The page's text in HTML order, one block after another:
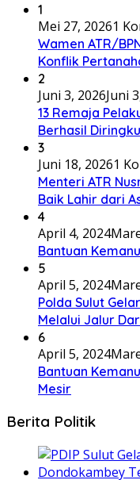
1
Mei 27, 20261
Wamen ATR/
Konflik
2
Juni 3, 2026Juni
13 Remaja
Berhasil
3
Juni 18, 20261
Menteri ATR
Baik Lahir dari
4
April 4, 2024
Bantuan
5
April 5, 2024
Polda Sulut
Melalui Jalur
6
April 5, 2024
Bantuan
Mesir
Berita Politik